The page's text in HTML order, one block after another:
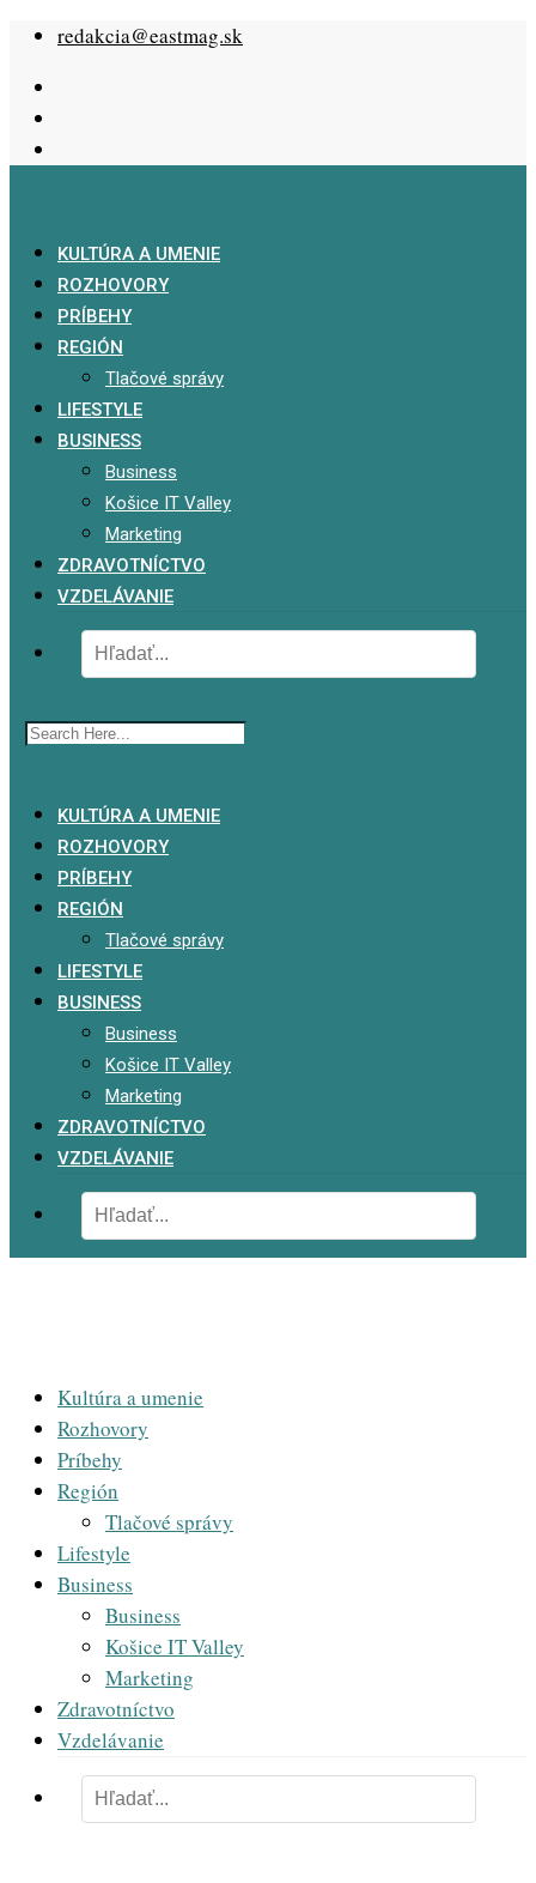
Skip
content
redakcia@eastmag.sk
KULTÚRA A UMENIE
ROZHOVORY
PRÍBEHY
REGIÓN
Tlačové správy
LIFESTYLE
BUSINESS
Business
Košice IT Valley
Marketing
ZDRAVOTNÍCTVO
VZDELÁVANIE
KULTÚRA A UMENIE
ROZHOVORY
PRÍBEHY
REGIÓN
Tlačové správy
LIFESTYLE
BUSINESS
Business
Košice IT Valley
Marketing
ZDRAVOTNÍCTVO
VZDELÁVANIE
Kultúra a umenie
Rozhovory
Príbehy
Región
Tlačové správy
Lifestyle
Business
Business
Košice IT Valley
Marketing
Zdravotníctvo
Vzdelávanie